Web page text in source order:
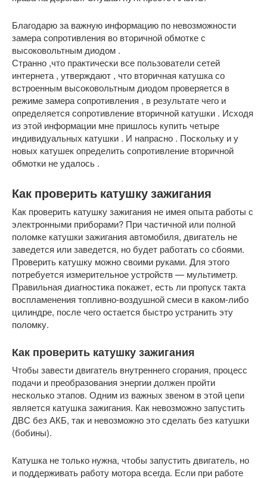
Благодарю за важную информацию по невозможности
замера сопротивления во вторичной обмотке с
высоковольтным диодом .
Странно ,что практически все пользователи сетей
интернета , утверждают , что вторичная катушка со
встроенным высоковольтным диодом проверяется в
режиме замера сопротивления , в результате чего и
определяется сопротивление вторичной катушки . Исходя
из этой информации мне пришлось купить четыре
индивидуальных катушки . И напрасно . Поскольку и у
новых катушек определить сопротивление вторичной
обмотки не удалось .
Как проверить катушку зажигания
Как проверить катушку зажигания не имея опыта работы с
электронными приборами? При частичной или полной
поломке катушки зажигания автомобиля, двигатель не
заведется или заведется, но будет работать со сбоями.
Проверить катушку можно своими руками. Для этого
потребуется измерительное устройств — мультиметр.
Правильная диагностика покажет, есть ли пропуск такта
воспламенения топливно-воздушной смеси в каком-либо
цилиндре, после чего остается быстро устранить эту
поломку.
Как проверить катушку зажигания
Чтобы завести двигатель внутреннего сгорания, процесс
подачи и преобразования энергии должен пройти
несколько этапов. Одним из важных звеном в этой цепи
является катушка зажигания. Как невозможно запустить
ДВС без АКБ, так и невозможно это сделать без катушки
(бобины).
Катушка не только нужна, чтобы запустить двигатель, но
и поддерживать работу мотора всегда. Если при работе